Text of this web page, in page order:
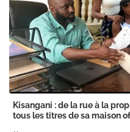
Kisangani : de la rue à la
tous les titres de sa maison